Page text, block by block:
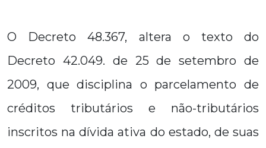
O Decreto 48.367, altera o texto do
Decreto 42.049. de 25 de setembro de
2009, que disciplina o parcelamento de
créditos tributários e não-tributários
inscritos na dívida ativa do estado, de suas